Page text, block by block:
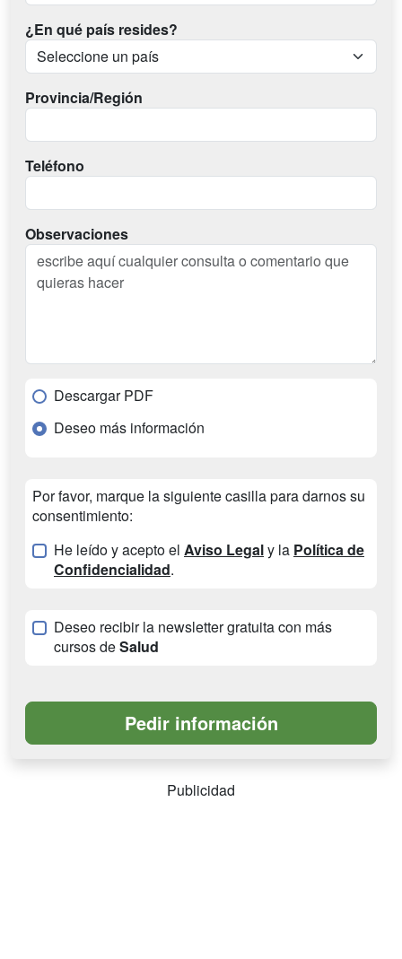
¿En qué país resides?
Provincia/Región
Teléfono
Observaciones
Descargar PDF
Deseo más información
Por favor, marque la siguiente casilla para darnos su
consentimiento:
He leído y acepto el Aviso Legaly la Política de
Confidencialidad.
Deseo recibir la newsletter gratuita con más
cursos deSalud
Publicidad